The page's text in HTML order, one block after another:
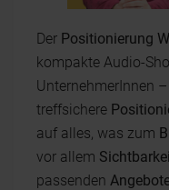
Der Positionierung
kompakte Audio-
UnternehmerInnen
treffsichere
auf alles, was zum
vor allem
passenden